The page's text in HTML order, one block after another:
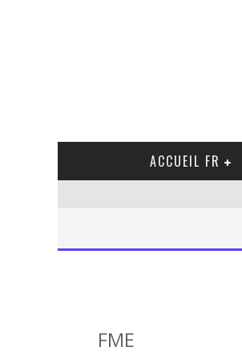
ACCUEIL FR
FME